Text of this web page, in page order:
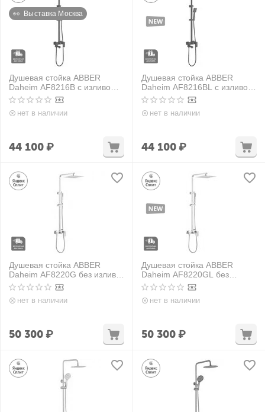
👀  Выставка Москва
Душевая стойка ABBER
Daheim AF8216B с изливом,
черная матовая
нет в наличии
44 100₽
Душевая стойка ABBER
Daheim AF8216BL с изливом,
черный матовый
нет в наличии
44 100₽
Душевая стойка ABBER
Daheim AF8220G без излива,
золото матовое
нет в наличии
50 300₽
Душевая стойка ABBER
Daheim AF8220GL без
излива, золото матовое
нет в наличии
50 300₽